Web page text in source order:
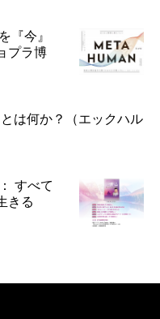
『今』
プラ博
とは何か？（エックハル
すべて
きる